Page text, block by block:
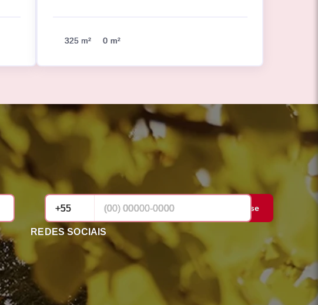
325 m² 0 m²
Cadastrar-se
REDES SOCIAIS